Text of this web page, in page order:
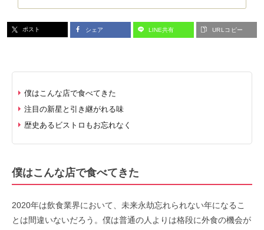
ポスト シェア LINE共有 URLコピー
僕はこんな店で食べてきた
注目の新星と引き継がれる味
歴史あるビストロもお忘れなく
僕はこんな店で食べてきた
2020年は飲食業界において、未来永劫忘れられない年になるこ
とは間違いないだろう。僕は普通の人よりは格段に外食の機会が